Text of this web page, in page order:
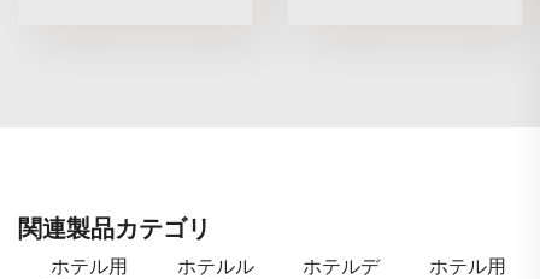
関連製品カテゴリ
ホテル用
ホテルル
ホテルデ
ホテル用